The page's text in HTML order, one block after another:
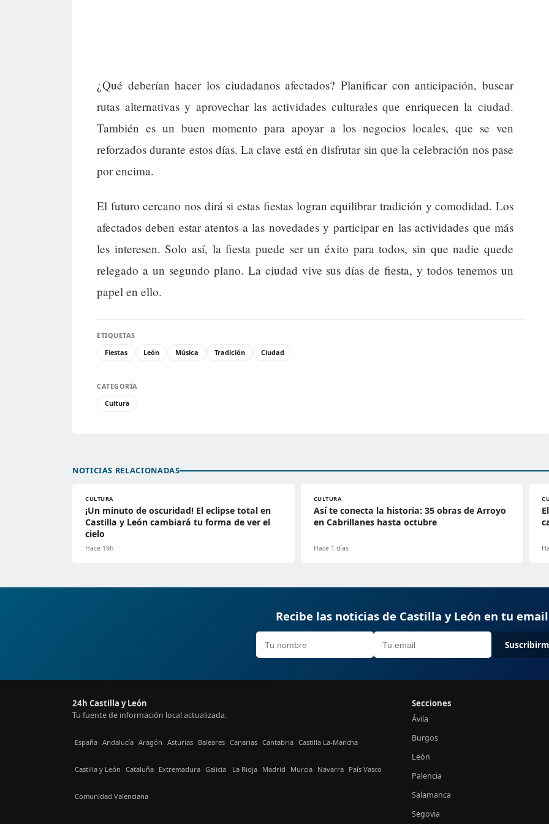
¿Qué deberían hacer los ciudadanos afectados? Planificar con anticipación, buscar
rutas alternativas y aprovechar las actividades culturales que enriquecen la ciudad.
También es un buen momento para apoyar a los negocios locales, que se ven
reforzados durante estos días. La clave está en disfrutar sin que la celebración nos pase
por encima.
El futuro cercano nos dirá si estas fiestas logran equilibrar tradición y comodidad. Los
afectados deben estar atentos a las novedades y participar en las actividades que más
les interesen. Solo así, la fiesta puede ser un éxito para todos, sin que nadie quede
relegado a un segundo plano. La ciudad vive sus días de fiesta, y todos tenemos un
papel en ello.
ETIQUETAS
Fiestas
León Música Tradición Ciudad
CATEGORÍA
Cultura
NOTICIAS RELACIONADAS
CULTURA
¡Un minuto de oscuridad! El eclipse total en
Castilla y León cambiará tu forma de ver el
cielo
Hace 19h
CULTURA
Así te conecta la historia: 35 obras de Arroyo
en Cabrillanes hasta octubre
Hace 1 días
Recibe las noticias de Castilla y León en tu email
24h Castilla y León
Tu fuente de información local actualizada.
España Andalucía Aragón Asturias Baleares Canarias Cantabria Castilla La-Mancha
Castilla y León Cataluña Extremadura Galicia La Rioja Madrid Murcia Navarra País Vasco
Comunidad Valenciana
Secciones
Ávila
Burgos
León
Palencia
Salamanca
Segovia